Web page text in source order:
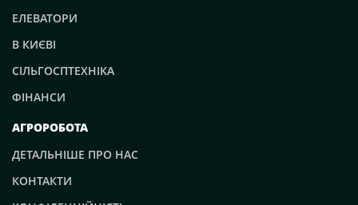
ЕЛЕВАТОРИ
В КИЄВІ
СІЛЬГОСПТЕХНІКА
ФІНАНСИ
АГРОРОБОТА
ДЕТАЛЬНІШЕ ПРО НАС
КОНТАКТИ